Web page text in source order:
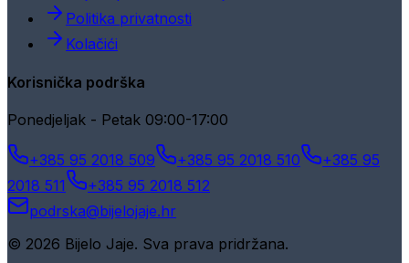
Politika privatnosti
Kolačići
Korisnička podrška
Ponedjeljak - Petak 09:00-17:00
+385 95 2018 509 +385 95 2018 510
+385 95
2018 511
+385 95 2018 512
podrska@bijelojaje.hr
© 2026 Bijelo Jaje. Sva prava pridržana.